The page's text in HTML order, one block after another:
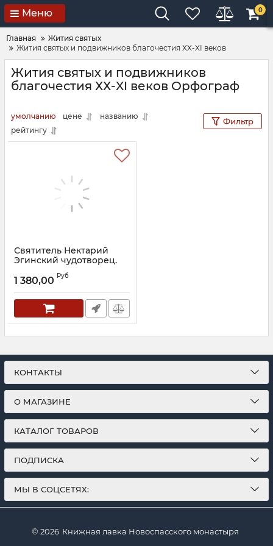
Меню 0
Главная
Жития святых
Жития святых и подвижников благочестия ХХ-XI веков
Жития святых и подвижников
благочестия ХХ-XI веков Орфограф
умолчанию цене
названию
рейтингу
Фильтр
Святитель Нектарий
Эгинский чудотворец.
Житие. Поучения и
стихотворения. Чудеса.
Артикул: 29692
1 380,00 Руб
КОНТАКТЫ
О МАГАЗИНЕ
КАТАЛОГ ТОВАРОВ
ПОДПИСКА
МЫ В СОЦСЕТЯХ:
© 2026 Книжная лавка Новоспасского монастыря